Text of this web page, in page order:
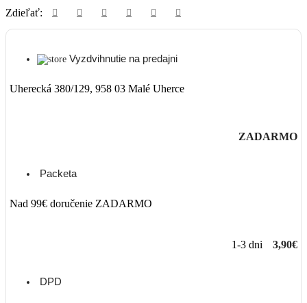
Zdieľať:
Vyzdvihnutie na predajni
Uherecká 380/129, 958 03 Malé Uherce
ZADARMO
Packeta
Nad 99€ doručenie ZADARMO
1-3 dni 3,90€
DPD